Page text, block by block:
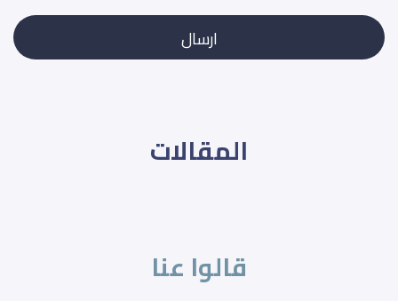
المقالات
قالوا عنا